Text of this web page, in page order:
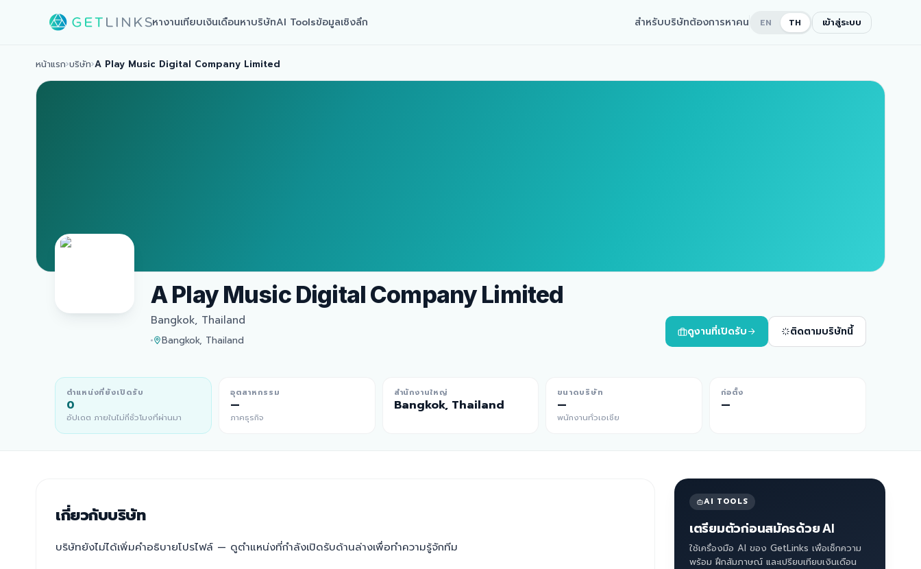
หางานเทียบเงินเดือนหาบริษัทAI Toolsข้อมูลเชิงลึก สำหรับบริษัทต้องการหาคน EN TH เข้าสู่ระบบ
หน้าแรก›บริษัท›A Play Music Digital Company Limited
A Play Music Digital Company Limited
Bangkok, Thailand
Bangkok, Thailand
ดูงานที่เปิดรับ ติดตามบริษัทนี้
ตำแหน่งที่ยังเปิดรับ
0
อัปเดต ภายในไม่กี่ชั่วโมงที่ผ่านมา
อุตสาหกรรม
—
ภาคธุรกิจ
สำนักงานใหญ่
Bangkok, Thailand
ขนาดบริษัท
—
พนักงานทั่วเอเชีย
ก่อตั้ง
—
เกี่ยวกับบริษัท
บริษัทยังไม่ได้เพิ่มคำอธิบายโปรไฟล์ — ดูตำแหน่งที่กำลังเปิดรับด้านล่างเพื่อทำความรู้จักทีม
AI TOOLS
เตรียมตัวก่อนสมัครด้วย AI
ใช้เครื่องมือ AI ของ GetLinks เพื่อเช็กความ
พร้อม ฝึกสัมภาษณ์ และเปรียบเทียบเงินเดือน